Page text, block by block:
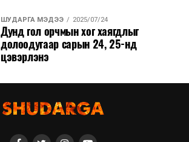
ШУДАРГА МЭДЭЭ 2025/07/24
Дунд гол орчмын хог хаягдлыг
долоодугаар сарын 24, 25-нд
цэвэрлэнэ